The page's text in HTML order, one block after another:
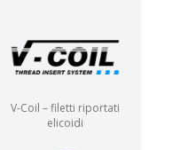
V-Coil – filetti riportati
elicoidi